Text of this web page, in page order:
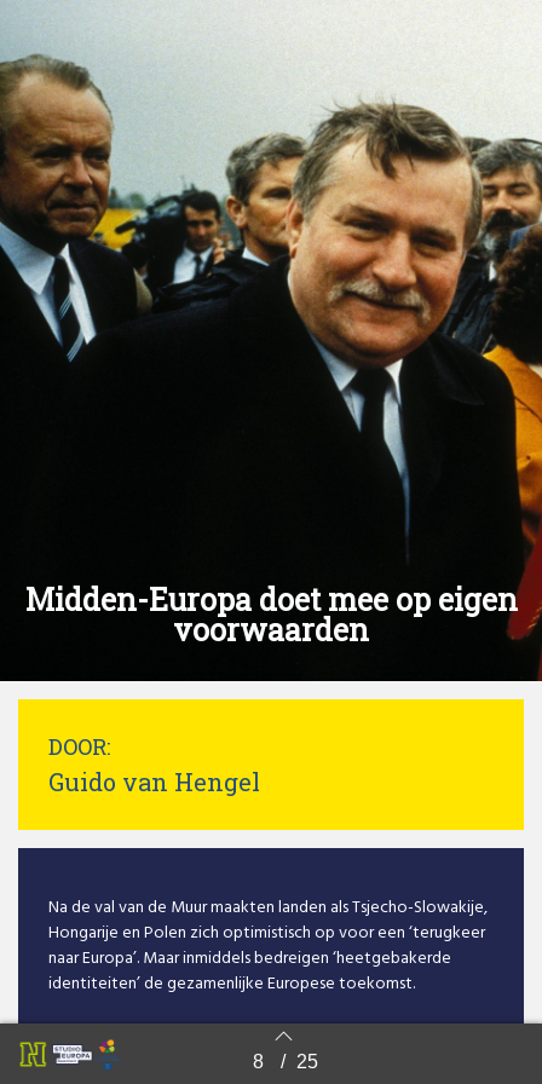
Back to index 8 / 25
Midden-Europa doet mee op eigen
voorwaarden
DOOR:
Guido van Hengel
Na de val van de Muur maakten landen als Tsjecho-Slowakije,
Hongarije en Polen zich optimistisch op voor een ‘terugkeer
naar Europa’. Maar inmiddels bedreigen ‘heetgebakerde
identiteiten’ de gezamenlijke Europese toekomst.